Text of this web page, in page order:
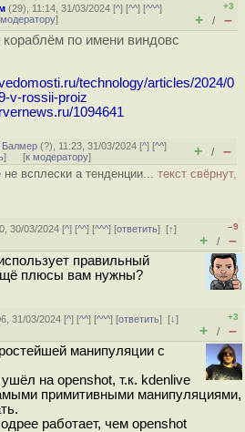
(29), 11:14, 31/03/2024 [^] [^^] [^^^]
]
+3
+ / –
по имени виндовс
technology/articles/2024/0
v-rossii-proiz
1094641
Балмер (?), 11:23, 31/03/2024 [^] [^^]
] [к модератору] + / –
не всплески а тенденции... текст свёрнут,
30/03/2024 [^] [^^] [^^^] [ответить][↑]
–9
+ / –
правильный
плюсы вам нужны?
31/03/2024 [^] [^^] [^^^] [ответить][↓]
+3
+ / –
манипуляции с
на openshot, т.к. kdenlive
примитивными манипуляциями,
работает, чем openshot